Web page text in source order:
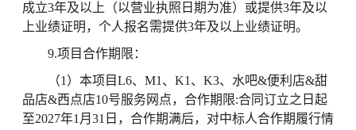
成立3年及以上（以营业执照日期为准）或提供3年及以
上业绩证明，个人报名需提供3年及以上业绩证明。
9.项目合作期限：
（1）本项目L6、M1、K1、K3、水吧&便利店&甜
品店&西点店10号服务网点，合作期限:合同订立之日起
至2027年1月31日，合作期满后，对中标人合作期履行情